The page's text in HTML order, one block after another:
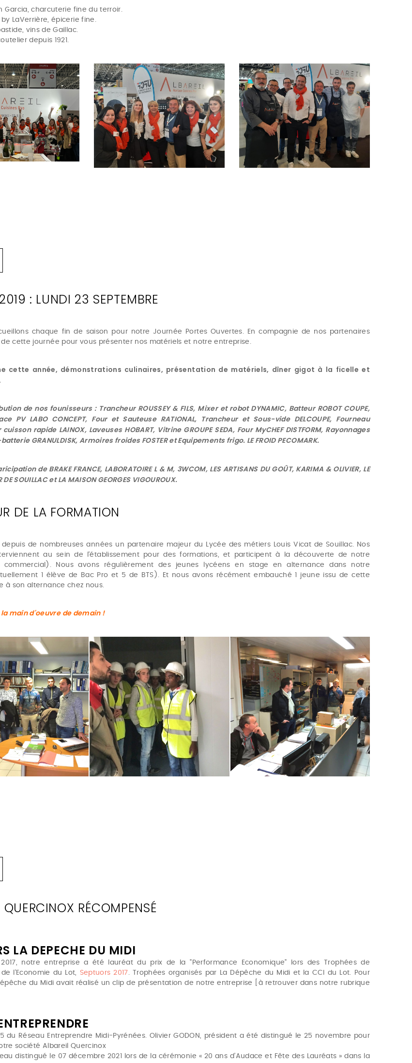
Garcia, charcuterie fine du terroir.
LaVerrière, épicerie fine.
vins de Gaillac.
depuis 1921.
: LUNDI 23 SEPTEMBRE
chaque fin de saison pour notre Journée Portes Ouvertes. En compagnie de nos partenaires
cette journée pour vous présenter nos matériels et notre entreprise.
cette année, démonstrations culinaires, présentation de matériels, dîner gigot à la ficelle et
de nos founisseurs : TrancheurROUSSEY & FILS, Mixer et robot DYNAMIC, Batteur ROBOT COUPE,
PV LABO CONCEPT, Four et Sauteuse RATIONAL, Trancheur et Sous-vide DELCOUPE, Fourneau
cuisson rapide LAINOX, Laveuses HOBART, Vitrine GROUPE SEDA, Four MyCHEF DISTFORM, Rayonnages
batterie GRANULDISK, Armoires froides FOSTER et Equipements frigo. LE FROID PECOMARK.
de BRAKE FRANCE, LABORATOIRE L & M, 3WCOM, LES ARTISANS DU GOÛT, KARIMA & OLIVIER, LE
DE SOUILLAC et LA MAISON GEORGES VIGOUROUX.
DE LA FORMATION
depuis de nombreuses années un partenaire majeur du Lycée des métiers Louis Vicat de Souillac. Nos
au sein de l'établissement pour des formations, et participent à la découverte de notre
commercial). Nous avons régulièrement des jeunes lycéens en stage en alternance dans notre
1 élève de Bac Pro et 5 de BTS). Et nous avons récément embauché 1 jeune issu de cette
à son alternance chez nous.
main d'oeuvre de demain !
QUERCINOX RÉCOMPENSÉ
LA DEPECHE DU MIDI
notre entreprise a été lauréat du prix de la "Performance Economique" lors des Trophées de
l'Economie du Lot, Septuors 2017 . Trophées organisés par La Dépêche du Midi et la CCI du Lot. Pour
du Midi avait réalisé un clip de présentation de notre entreprise [à retrouver dans notre rubrique
du Réseau Entreprendre Midi-Pyrénées. Olivier GODON, président a été distingué le 25 novembre pour
société Albareil Quercinox
distingué le 07 décembre 2021 lors de la cérémonie « 20 ans d’Audace et Fête des Lauréats » dans la